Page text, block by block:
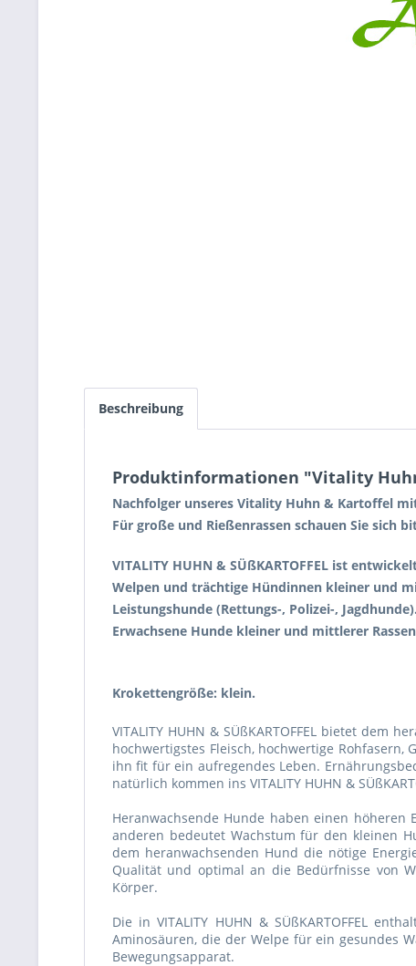
Beschreibung
Produktinformationen "Vitality
Nachfolger unseres Vitality Huhn & Kartoffel
Für große und Rießenrassen schauen Sie sich
VITALITY HUHN & SÜßKARTOFFEL ist
Welpen und trächtige Hündinnen kleiner und
Leistungshunde (Rettungs-, Polizei-, Jagdhunde).
Erwachsene Hunde kleiner und mittlerer
Krokettengröße: klein.
VITALITY HUHN & SÜßKARTOFFEL bietet
hochwertigstes Fleisch, hochwertige
ihn fit für ein aufregendes Leben.
natürlich kommen ins VITALITY HUHN &
Heranwachsende Hunde haben einen
anderen bedeutet Wachstum für den kleinen
dem heranwachsenden Hund die nötige
Qualität und optimal an die Bedürfnisse von
Körper.
Die in VITALITY HUHN & SÜßKARTOFFEL
Aminosäuren, die der Welpe für ein gesundes
Bewegungsapparat.